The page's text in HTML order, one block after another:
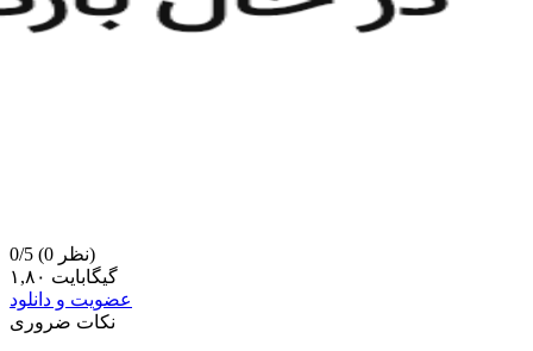
0/5
(0 نظر)
۱,۸۰ گیگابایت
عضویت و دانلود
نکات ضروری